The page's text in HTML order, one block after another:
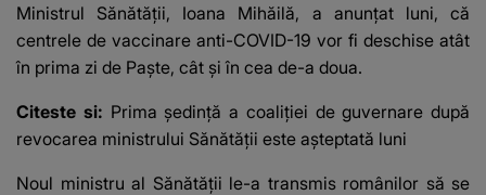
Ministrul Sănătăţii, Ioana Mihăilă, a anunţat luni, că
centrele de vaccinare anti-COVID-19 vor fi deschise atât
în prima zi de Paşte, cât şi în cea de-a doua.
Citeste si: Prima ședință a coaliției de guvernare după
revocarea ministrului Sănătăţii este așteptată luni
Noul ministru al Sănătății le-a transmis românilor să se